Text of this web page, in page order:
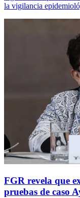
la vigilancia
FGR revela que
pruebas de caso